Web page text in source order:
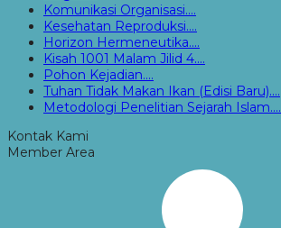
Komunikasi Organisasi....
Kesehatan Reproduksi....
Horizon Hermeneutika....
Kisah 1001 Malam Jilid 4....
Pohon Kejadian....
Tuhan Tidak Makan Ikan (Edisi Baru)....
Metodologi Penelitian Sejarah Islam....
Kontak Kami
Member Area